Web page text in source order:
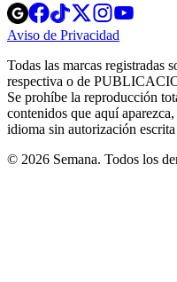
Opens
in
new
Opens
in
new
Opens
in
new
window
Opens
new
windowwindow
Aviso de Privacidad
new
window
Todas las marcas registradas
respectiva o de
Se prohíbe la reproducción
contenidos que aquí
idioma sin autorización
© 2026 Semana. Todos los